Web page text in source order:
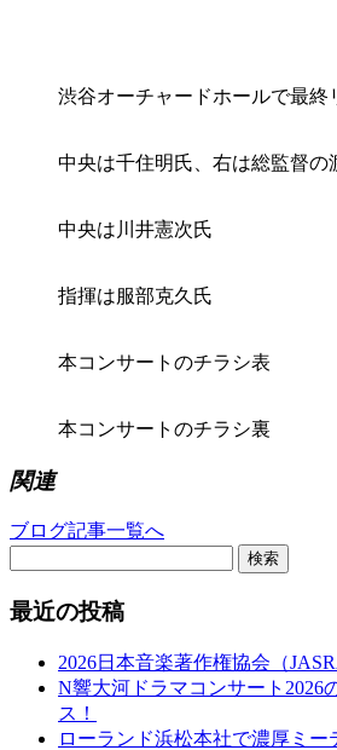
渋谷オーチャードホールで最終
中央は千住明氏、右は総監督の
中央は川井憲次氏
指揮は服部克久氏
本コンサートのチラシ表
本コンサートのチラシ裏
関連
ブログ記事一覧へ
検索
最近の投稿
2026日本音楽著作権協会（
N響大河ドラマコンサート2026
ス！
ローランド浜松本社で濃厚ミー